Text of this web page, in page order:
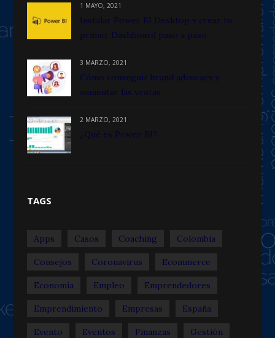
1 MAYO, 2021
Instalar Power BI Desktop y crear tu
primer Dashboard paso a paso
3 MARZO, 2021
Cómo conseguir brand advocacy y
aumentar las ventas
2 MARZO, 2021
¿Qué es Power BI?
TAGS
Apps Casos Coaching Colombia
Consejos Coronavirus Ecommerce
Economía Empleo Emprendedores
Emprendimiento Empresas España
Evento Eventos Finanzas Gestión